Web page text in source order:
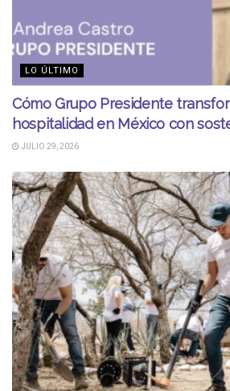
LO ÚLTIMO
Cómo Grupo Presidente
hospitalidad en México con
JULIO 29, 2026